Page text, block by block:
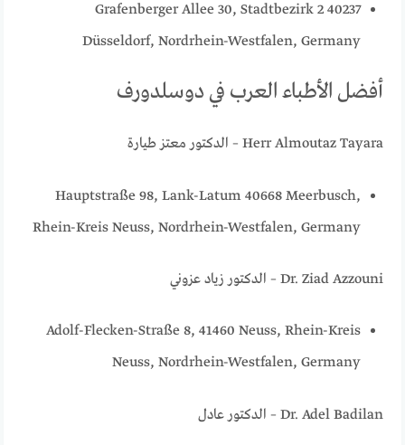
Grafenberger Allee 30, Stadtbezirk 2 40237
Düsseldorf, Nordrhein-Westfalen, Germany
أفضل الأطباء العرب في دوسلدورف
Herr Almoutaz Tayara – الدكتور معتز طيارة
Hauptstraße 98, Lank-Latum 40668 Meerbusch,
Rhein-Kreis Neuss, Nordrhein-Westfalen, Germany
Dr. Ziad Azzouni – الدكتور زياد عزوني
Adolf-Flecken-Straße 8, 41460 Neuss, Rhein-Kreis
Neuss, Nordrhein-Westfalen, Germany
Dr. Adel Badilan – الدكتور عادل